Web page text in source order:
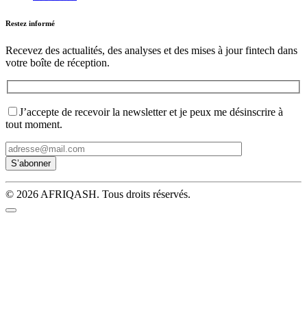
Restez informé
Recevez des actualités, des analyses et des mises à jour fintech dans
votre boîte de réception.
J’accepte de recevoir la newsletter et je peux me désinscrire à
tout moment.
© 2026 AFRIQASH. Tous droits réservés.